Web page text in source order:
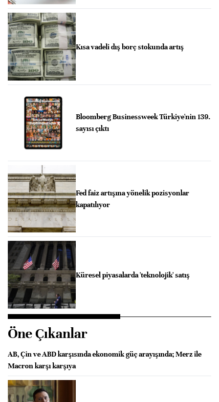
Kısa vadeli dış borç stokunda artış
Bloomberg Businessweek Türkiye'nin 139.
sayısı çıktı
Fed faiz artışına yönelik pozisyonlar
kapatılıyor
Küresel piyasalarda 'teknolojik' satış
Öne Çıkanlar
AB, Çin ve ABD karşısında ekonomik güç arayışında; Merz ile
Macron karşı karşıya